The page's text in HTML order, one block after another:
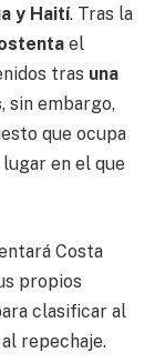
y Haití. Tras la
el
tras una
, sin embargo,
que ocupa
en el que
Costa
propios
clasificar al
repechaje.